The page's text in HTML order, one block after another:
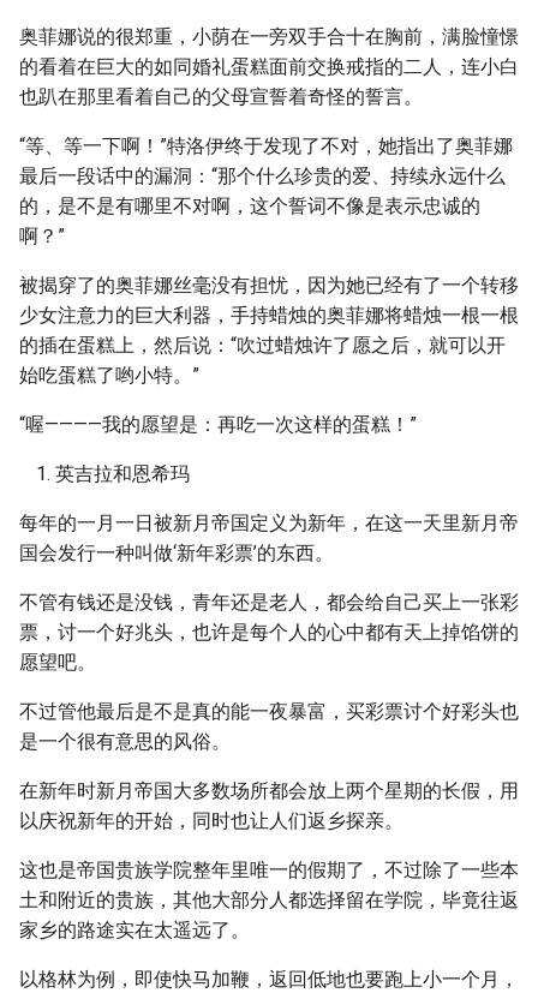
奥菲娜说的很郑重，小荫在一旁双手合十在胸前，满脸憧憬
的看着在巨大的如同婚礼蛋糕面前交换戒指的二人，连小白
也趴在那里看着自己的父母宣誓着奇怪的誓言。
“等、等一下啊！”特洛伊终于发现了不对，她指出了奥菲娜
最后一段话中的漏洞：“那个什么珍贵的爱、持续永远什么
的，是不是有哪里不对啊，这个誓词不像是表示忠诚的
啊？”
被揭穿了的奥菲娜丝毫没有担忧，因为她已经有了一个转移
少女注意力的巨大利器，手持蜡烛的奥菲娜将蜡烛一根一根
的插在蛋糕上，然后说：“吹过蜡烛许了愿之后，就可以开
始吃蛋糕了哟小特。”
“喔————我的愿望是：再吃一次这样的蛋糕！”
英吉拉和恩希玛
每年的一月一日被新月帝国定义为新年，在这一天里新月帝
国会发行一种叫做‘新年彩票’的东西。
不管有钱还是没钱，青年还是老人，都会给自己买上一张彩
票，讨一个好兆头，也许是每个人的心中都有天上掉馅饼的
愿望吧。
不过管他最后是不是真的能一夜暴富，买彩票讨个好彩头也
是一个很有意思的风俗。
在新年时新月帝国大多数场所都会放上两个星期的长假，用
以庆祝新年的开始，同时也让人们返乡探亲。
这也是帝国贵族学院整年里唯一的假期了，不过除了一些本
土和附近的贵族，其他大部分人都选择留在学院，毕竟往返
家乡的路途实在太遥远了。
以格林为例，即使快马加鞭，返回低地也要跑上小一个月，